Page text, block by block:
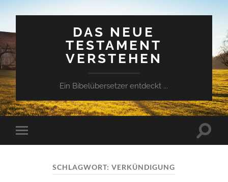
DAS NEUE
TESTAMENT
VERSTEHEN
Ein Bibelübersetzer entdeckt ...
Mobile-
Menü
SCHLAGWORT:VERKÜNDIGUNG